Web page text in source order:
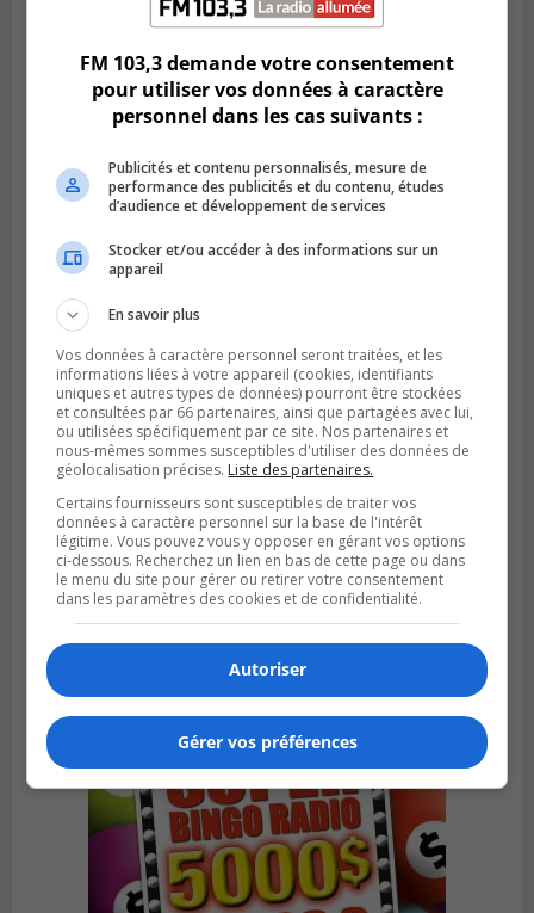
LA PRAIRIE
Publié le 4 août 2026 à 15h50
Le mur du rempart de La Prairie retrouve
SAINT-CONSTANT
Publié le 4 août 2026 à 14h02
Saint-Constant signe une nouvelle
convention pour le bien de la population
FM 103,3 demande votre consentement
pour utiliser vos données à caractère
personnel dans les cas suivants :
Publicités et contenu personnalisés, mesure de
performance des publicités et du contenu, études
d’audience et développement de services
Stocker et/ou accéder à des informations sur un
appareil
En savoir plus
Vos données à caractère personnel seront traitées, et les
informations liées à votre appareil (cookies, identifiants
uniques et autres types de données) pourront être stockées
et consultées par 66 partenaires, ainsi que partagées avec lui,
ou utilisées spécifiquement par ce site. Nos partenaires et
nous-mêmes sommes susceptibles d'utiliser des données de
géolocalisation précises. Liste des partenaires.
Certains fournisseurs sont susceptibles de traiter vos
données à caractère personnel sur la base de l'intérêt
légitime. Vous pouvez vous y opposer en gérant vos options
ci-dessous. Recherchez un lien en bas de cette page ou dans
le menu du site pour gérer ou retirer votre consentement
dans les paramètres des cookies et de confidentialité.
Autoriser
Gérer vos préférences